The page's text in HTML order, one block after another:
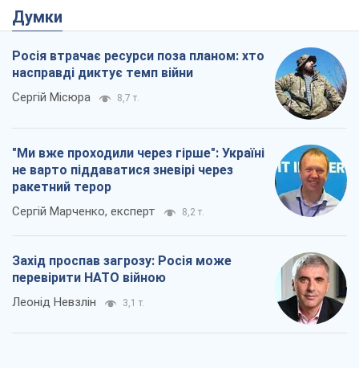
Думки
Росія втрачає ресурси поза планом: хто
насправді диктує темп війни
Сергій Місюра 8,7 т.
"Ми вже проходили через гірше": Україні
не варто піддаватися зневірі через
ракетний терор
Сергій Марченко, експерт 8,2 т.
Захід проспав загрозу: Росія може
перевірити НАТО війною
Леонід Невзлін 3,1 т.